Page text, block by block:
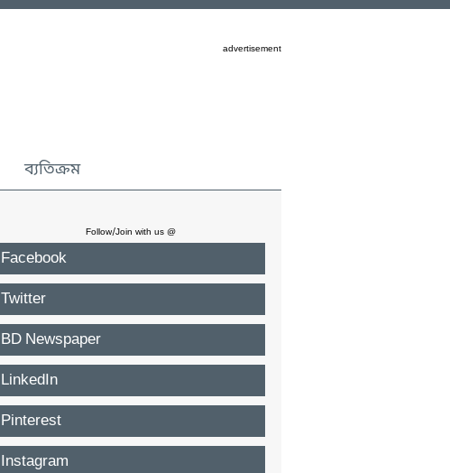
advertisement
ব্যতিক্রম
Follow/Join with us @
Facebook
Twitter
BD Newspaper
LinkedIn
Pinterest
Instagram